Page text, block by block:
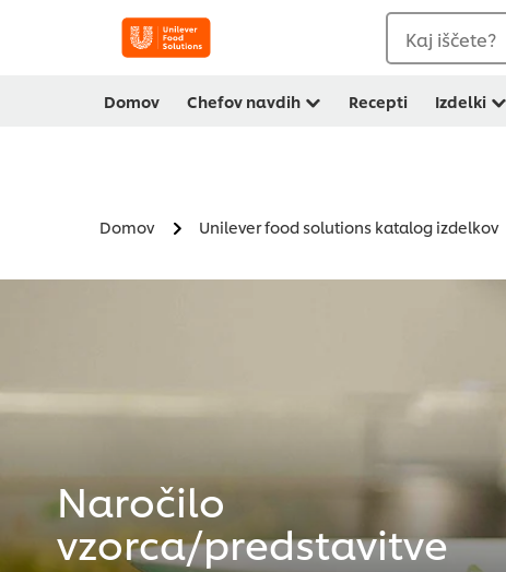
Kaj iščete?
Domov Chefov navdih Recepti Izdelki
Domov Unilever food solutions katalog izdelkov
Naročilo
vzorca/predstavitve